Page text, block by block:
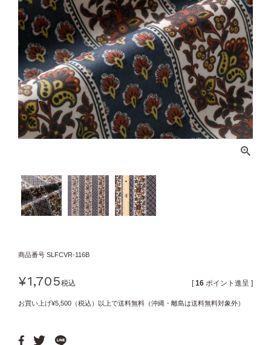
商品番号 SLFCVR-116B
¥1,705税込 [ 16 ポイント進呈 ]
お買い上げ¥5,500（税込）以上で送料無料（沖縄・離島は送料無料対象外）